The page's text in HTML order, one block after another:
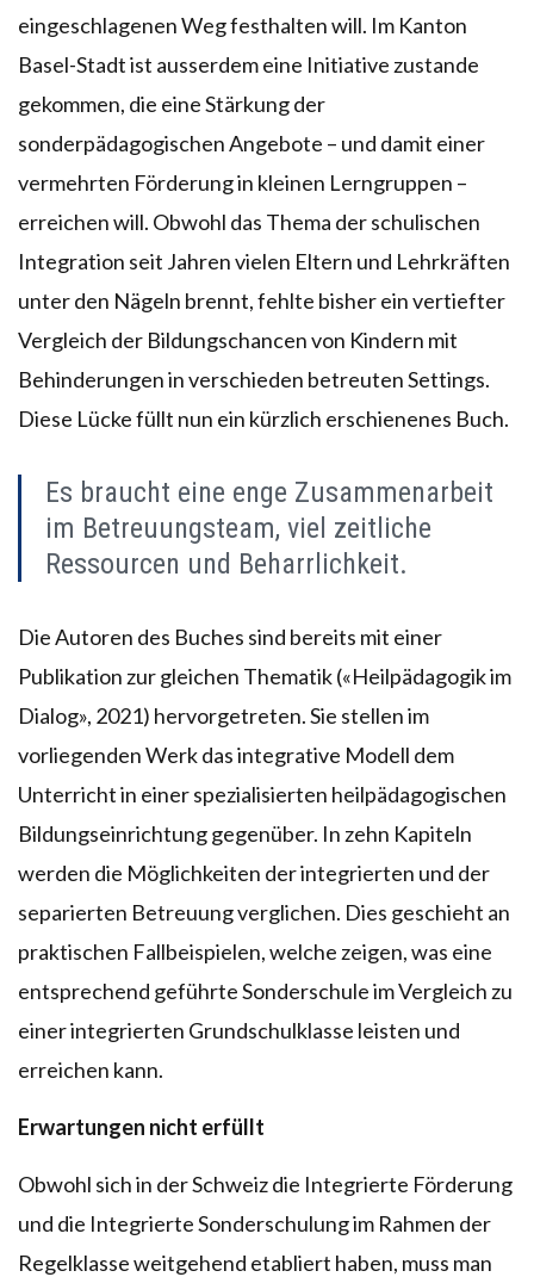
eingeschlagenen Weg festhalten will. Im Kanton
Basel-Stadt ist ausserdem eine Initiative zustande
gekommen, die eine Stärkung der
sonderpädagogischen Angebote – und damit einer
vermehrten Förderung in kleinen Lerngruppen –
erreichen will. Obwohl das Thema der schulischen
Integration seit Jahren vielen Eltern und Lehrkräften
unter den Nägeln brennt, fehlte bisher ein vertiefter
Vergleich der Bildungschancen von Kindern mit
Behinderungen in verschieden betreuten Settings.
Diese Lücke füllt nun ein kürzlich erschienenes Buch.
Es braucht eine enge Zusammenarbeit
im Betreuungsteam, viel zeitliche
Ressourcen und Beharrlichkeit.
Die Autoren des Buches sind bereits mit einer
Publikation zur gleichen Thematik («Heilpädagogik im
Dialog», 2021) hervorgetreten. Sie stellen im
vorliegenden Werk das integrative Modell dem
Unterricht in einer spezialisierten heilpädagogischen
Bildungseinrichtung gegenüber. In zehn Kapiteln
werden die Möglichkeiten der integrierten und der
separierten Betreuung verglichen. Dies geschieht an
praktischen Fallbeispielen, welche zeigen, was eine
entsprechend geführte Sonderschule im Vergleich zu
einer integrierten Grundschulklasse leisten und
erreichen kann.
Erwartungen nicht erfüllt
Obwohl sich in der Schweiz die Integrierte Förderung
und die Integrierte Sonderschulung im Rahmen der
Regelklasse weitgehend etabliert haben, muss man